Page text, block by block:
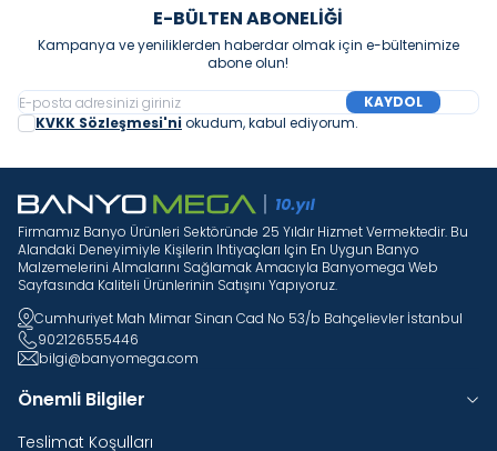
E-BÜLTEN ABONELIĞI
Kampanya ve yeniliklerden haberdar olmak için e-bültenimize
abone olun!
KAYDOL
KVKK Sözleşmesi'ni okudum, kabul ediyorum.
Firmamız Banyo Ürünleri Sektöründe 25 Yıldır Hizmet Vermektedir. Bu
Alandaki Deneyimiyle Kişilerin Ihtiyaçları Için En Uygun Banyo
Malzemelerini Almalarını Sağlamak Amacıyla Banyomega Web
Sayfasında Kaliteli Ürünlerinin Satışını Yapıyoruz.
Cumhuriyet Mah Mimar Sinan Cad No 53/b Bahçelievler İstanbul
902126555446
bilgi@banyomega.com
Önemli Bilgiler
Teslimat Koşulları